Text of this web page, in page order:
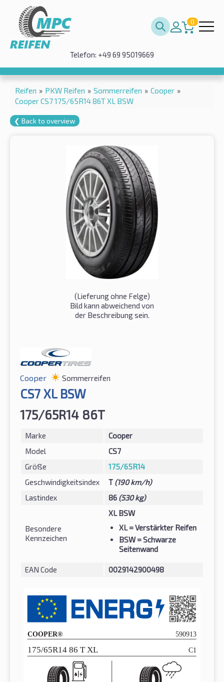
0
Telefon: +49 69 95019669
Reifen » PKW Reifen » Sommerreifen » Cooper »
Cooper CS7 175/65R14 86T XL BSW
❮ Back to overview
(Lieferung ohne Felge)
Bild kann abweichend von
der Beschreibung sein.
Cooper Sommerreifen
CS7 XL BSW
175/65R14 86T
Marke
Cooper
Model
CS7
Größe
175/65R14
Geschwindigkeitsindex
T (190 km/h)
Lastindex
86 (530 kg)
Besondere
Kennzeichen
XL BSW
XL= Verstärkter Reifen
BSW= Schwarze
Seitenwand
EAN Code 0029142900498